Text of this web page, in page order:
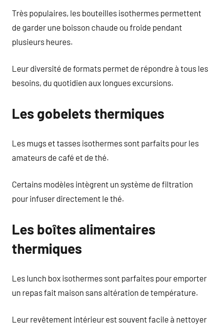
Très populaires, les bouteilles isothermes permettent
de garder une boisson chaude ou froide pendant
plusieurs heures.
Leur diversité de formats permet de répondre à tous les
besoins, du quotidien aux longues excursions.
Les gobelets thermiques
Les mugs et tasses isothermes sont parfaits pour les
amateurs de café et de thé.
Certains modèles intègrent un système de filtration
pour infuser directement le thé.
Les boîtes alimentaires
thermiques
Les lunch box isothermes sont parfaites pour emporter
un repas fait maison sans altération de température.
Leur revêtement intérieur est souvent facile à nettoyer